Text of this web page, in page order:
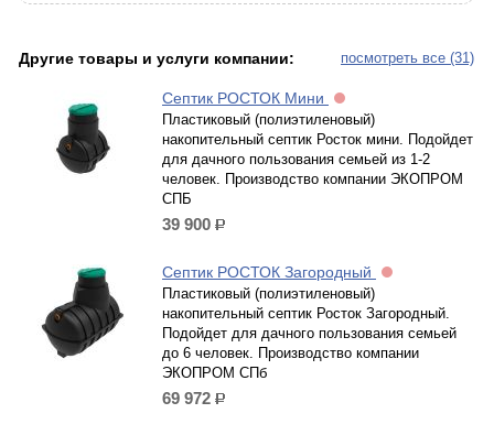
посмотреть все (31)
Другие товары и услуги компании:
Септик РОСТОК Мини
Пластиковый (полиэтиленовый)
накопительный септик Росток мини. Подойдет
для дачного пользования семьей из 1-2
человек. Производство компании ЭКОПРОМ
СПБ
39 900 р.
Септик РОСТОК Загородный
Пластиковый (полиэтиленовый)
накопительный септик Росток Загородный.
Подойдет для дачного пользования семьей
до 6 человек. Производство компании
ЭКОПРОМ СПб
69 972 р.